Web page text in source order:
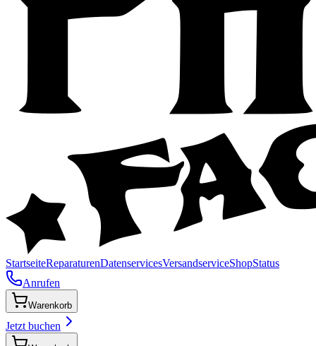
StartseiteReparaturenDatenservicesVersandserviceShopStatus
Anrufen
Warenkorb
Jetzt buchen